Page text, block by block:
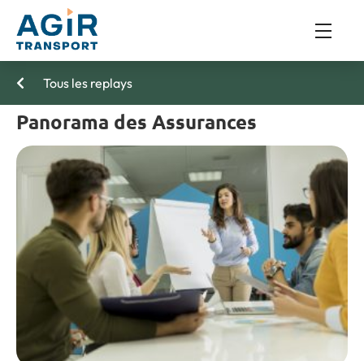
Tous les replays
Panorama des Assurances